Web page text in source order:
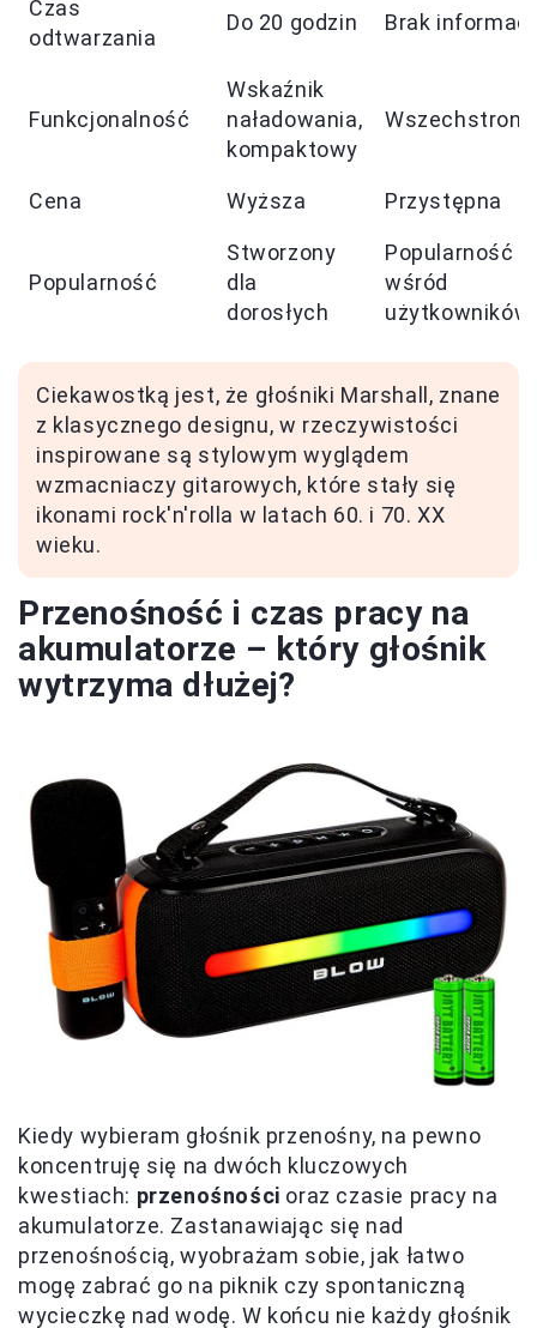
Czas
odtwarzania
Do 20 godzin Brak
Funkcjonalność
Wskaźnik
naładowania,
kompaktowy
Cena Wyższa Przystępna
Popularność
Stworzony
dla
dorosłych
Popularność
wśród
użytkowników
Ciekawostką jest, że głośniki Marshall, znane
z klasycznego designu, w rzeczywistości
inspirowane są stylowym wyglądem
wzmacniaczy gitarowych, które stały się
ikonami rock'n'rolla w latach 60. i 70. XX
wieku.
Przenośność i czas pracy na
akumulatorze – który głośnik
wytrzyma dłużej?
Kiedy wybieram głośnik przenośny, na pewno
koncentruję się na dwóch kluczowych
kwestiach: przenośności oraz czasie pracy na
akumulatorze. Zastanawiając się nad
przenośnością, wyobrażam sobie, jak łatwo
mogę zabrać go na piknik czy spontaniczną
wycieczkę nad wodę. W końcu nie każdy głośnik